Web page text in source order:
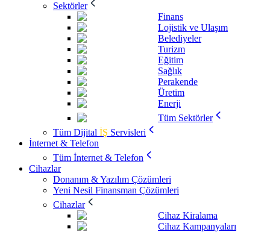
Sektörler
Finans
Lojistik ve Ulaşım
Belediyeler
Turizm
Eğitim
Sağlık
Perakende
Üretim
Enerji
Tüm Sektörler
Tüm Dijital İŞ Servisleri
İnternet & Telefon
Tüm İnternet & Telefon
Cihazlar
Donanım & Yazılım Çözümleri
Yeni Nesil Finansman Çözümleri
Cihazlar
Cihaz Kiralama
Cihaz Kampanyaları